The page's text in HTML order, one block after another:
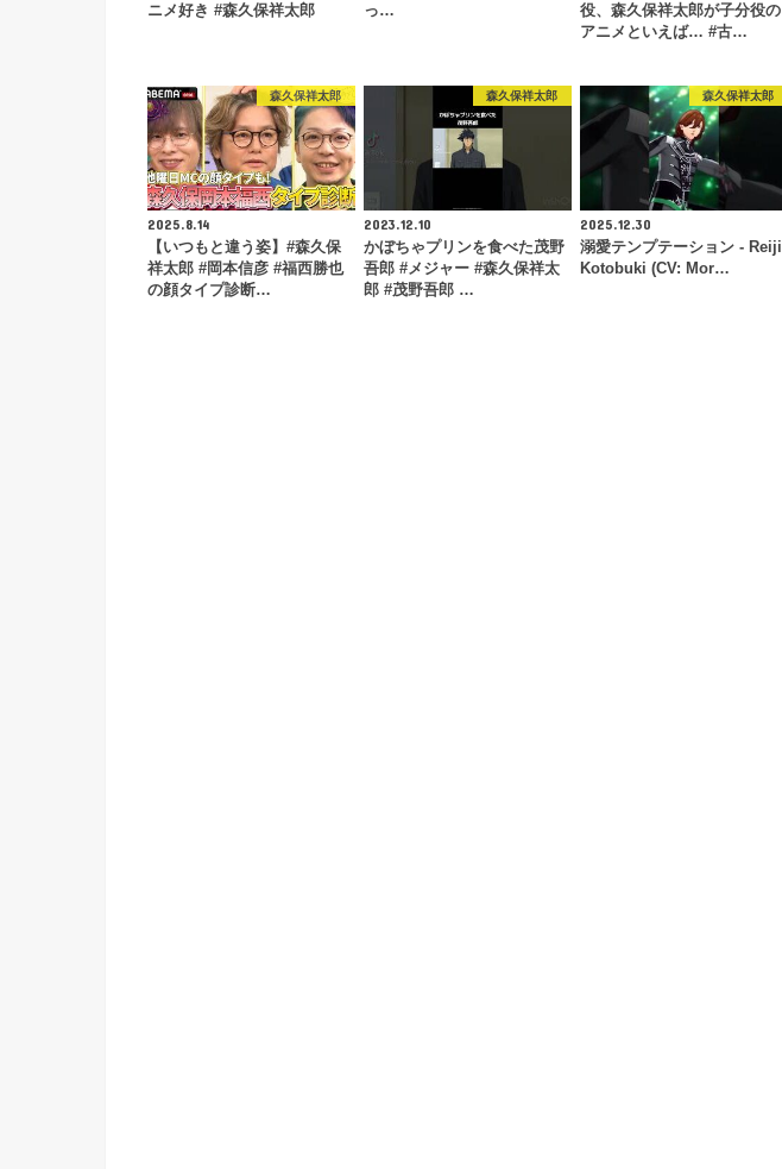
ニメ好き #森久保祥太郎
っ…
役、森久保祥太郎が子分役の
アニメといえば… #古…
森久保祥太郎
2025.8.14
【いつもと違う姿】#森久保
祥太郎 #岡本信彦 #福西勝也
の顔タイプ診断…
森久保祥太郎
2023.12.10
かぼちゃプリンを食べた茂野
吾郎 #メジャー #森久保祥太
郎 #茂野吾郎 …
森久保祥太郎
2025.12.30
溺愛テンプテーション - Reiji
Kotobuki (CV: Mor…